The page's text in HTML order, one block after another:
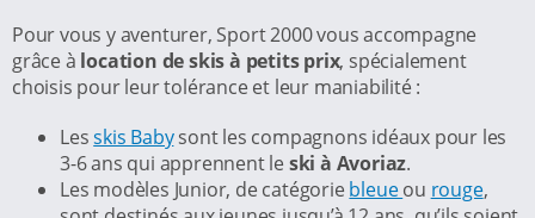
Pour vous y aventurer, Sport 2000 vous accompagne
grâce à location de skis à petits prix, spécialement
choisis pour leur tolérance et leur maniabilité :
Lesskis Babysont les compagnons idéaux pour les
3-6 ans qui apprennent le ski à Avoriaz.
Les modèles Junior, de catégorie bleueou rouge,